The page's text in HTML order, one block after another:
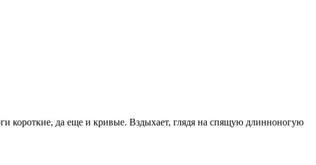
короткие, да еще и кривые. Вздыхает, глядя на спящую длинноногую